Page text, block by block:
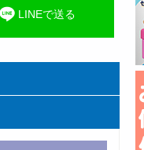
LINEで送る